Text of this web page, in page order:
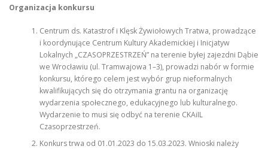
Organizacja konkursu
Centrum ds. Katastrof i Klęsk Żywiołowych Tratwa, prowadzące
i koordynujące Centrum Kultury Akademickiej i Inicjatyw
Lokalnych „CZASOPRZESTRZEŃ” na terenie byłej zajezdni Dąbie
we Wrocławiu (ul. Tramwajowa 1–3), prowadzi nabór w formie
konkursu, którego celem jest wybór grup nieformalnych
kwalifikujących się do otrzymania grantu na organizację
wydarzenia społecznego, edukacyjnego lub kulturalnego.
Wydarzenie to musi się odbyć na terenie CKAiIL
Czasoprzestrzeń.
Konkurs trwa od 01.01.2023 do 15.03.2023. Wnioski należy